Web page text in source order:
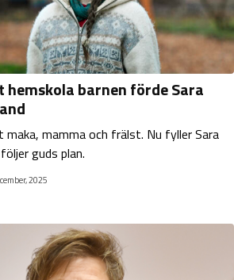
hemskola barnen förde Sara
maka, mamma och frälst. Nu fyller Sara
guds plan.
2025